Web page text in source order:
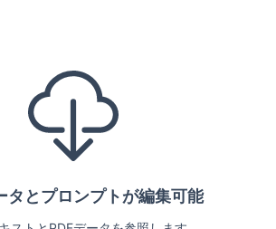
タとプロンプトが編集可能